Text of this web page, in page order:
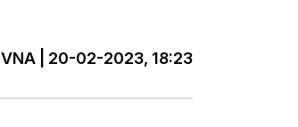
VNA | 20-02-2023, 18:23